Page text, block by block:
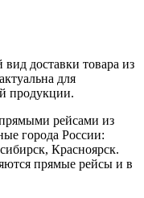
доставки товара из
для
продукции.
рейсами из
города России:
Красноярск.
прямые рейсы и в